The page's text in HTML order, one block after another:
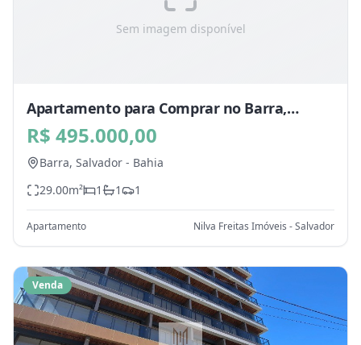
Sem imagem disponível
Apartamento para Comprar no Barra,
Salvador - BA
R$ 495.000,00
Barra, Salvador - Bahia
29.00m² 1 1 1
Apartamento Nilva Freitas Imóveis - Salvador
Venda